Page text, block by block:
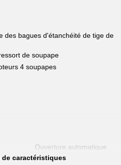
des bagues d'étanchéité de tige de
de soupape
4 soupapes
Ouverture automatique
caractéristiques